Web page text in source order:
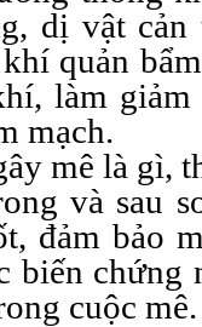
dị vật
quản
làm
mạch.
mê là gì,
và sau
đảm bảo
biến chứng
cuộc mê.